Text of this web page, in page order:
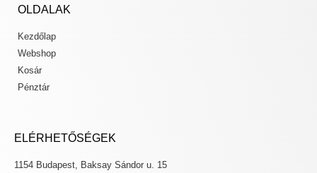
OLDALAK
Kezdőlap
Webshop
Kosár
Pénztár
ELÉRHETŐSÉGEK
1154 Budapest, Baksay Sándor u. 15